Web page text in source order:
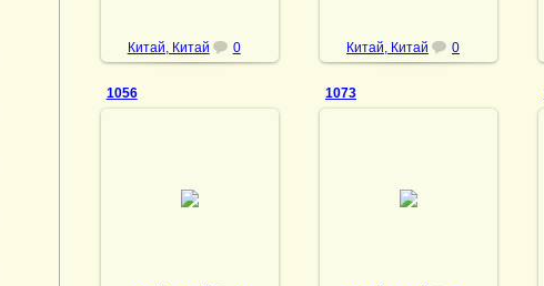
Китай, Китай 0 Китай, Китай 0
1056 1073